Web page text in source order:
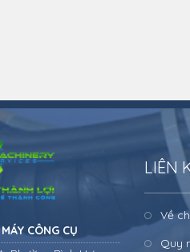
CÔNG CỤ
LIÊN
Về
Quy